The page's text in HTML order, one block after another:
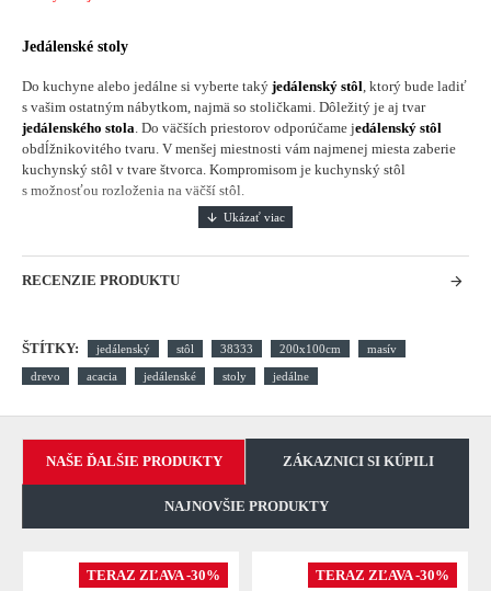
Jedálenské stoly
Do kuchyne alebo jedálne si vyberte taký jedálenský stôl, ktorý bude ladiť
s vašim ostatným nábytkom, najmä so stoličkami. Dôležitý je aj tvar
jedálenského stola. Do väčších priestorov odporúčame jedálenský stôl
obdĺžnikovitého tvaru. V menšej miestnosti vám najmenej miesta zaberie
kuchynský stôl v tvare štvorca. Kompromisom je kuchynský stôl
s možnosťou rozloženia na väčší stôl.
RECENZIE PRODUKTU
ŠTÍTKY: jedálenský stôl 38333 200x100cm masív
drevo acacia jedálenské stoly jedálne
NAŠE ĎALŠIE PRODUKTY ZÁKAZNICI SI KÚPILI
NAJNOVŠIE PRODUKTY
TERAZ ZĽAVA -30% TERAZ ZĽAVA -30%